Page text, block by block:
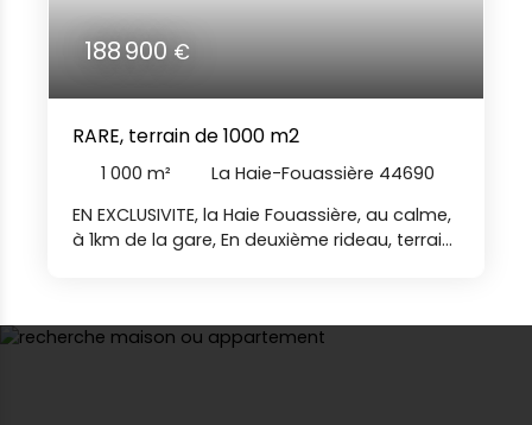
188 900€
RARE, terrain de 1000 m2
1 000 m²
La Haie-Fouassière 44690
EN EXCLUSIVITE, la Haie Fouassière, au calme,
à 1km de la gare, En deuxième rideau, terrain
renseignements, contactez Sophie